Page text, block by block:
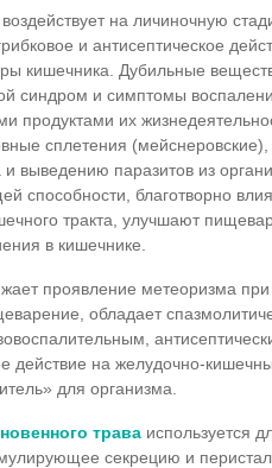
воздействует на личиночную
и антисептическое
кишечника. Дубильные
синдром и симптомы
продуктами их
сплетения
и выведению паразитов из
способности, благотворно
тракта, улучшают
в кишечнике.
проявление метеоризма
обладает
действие на желудочно-
для организма.
трава используется
секрецию и